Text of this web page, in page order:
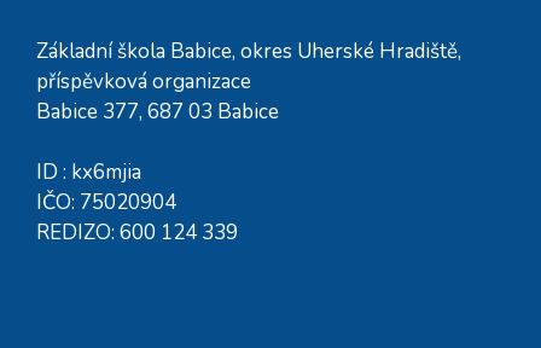
Základní škola Babice, okres Uherské Hradiště,
příspěvková organizace
Babice 377, 687 03 Babice
ID : kx6mjia
IČO: 75020904
REDIZO: 600 124 339